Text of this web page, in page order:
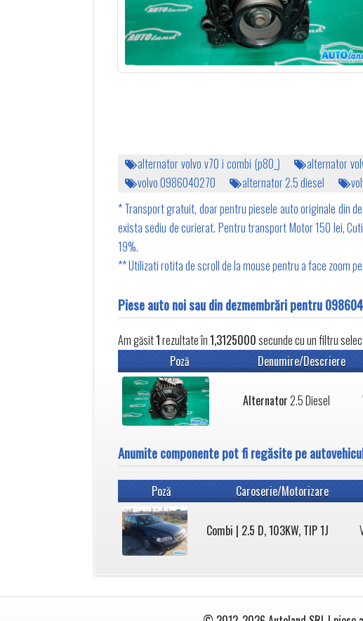
alternator volvo v70 i combi (p80_)
alternator
volvo 0986040270
alternator 2.5 diesel
* Transport gratuit, doar pentru piesele auto originale din
exista sediu de curierat. Pentru transport Motor 150 lei,
19%.
** Utilizati rotita de scroll de la mouse pentru a face zoom
Piese auto noi sau din dezmembrări pentru
Am găsit1rezultate în1,3125000secunde cu un filtru
Poză
Denumire/Descriere
Alternator2.5 Diesel
Anumite componente pot fi regăsite pe
Poză Caroserie/Motorizare
Combi | 2.5 D, 103KW, TIP 1J